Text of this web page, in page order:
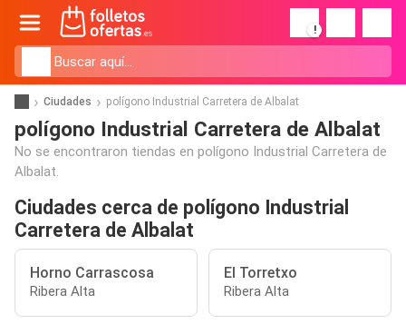
!
Ciudades polígono Industrial Carretera de Albalat
polígono Industrial Carretera de Albalat
No se encontraron tiendas en polígono Industrial Carretera de
Albalat.
Ciudades cerca de polígono Industrial
Carretera de Albalat
Horno Carrascosa
Ribera Alta
El Torretxo
Ribera Alta